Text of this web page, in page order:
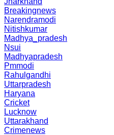
Breakingnews
Narendramodi
Nitishkumar
Madhya_pradesh
Nsui
Madhyapradesh
Pmmodi
Rahulgandhi
Uttarpradesh
Haryana
Cricket
Lucknow
Uttarakhand
Crimenews